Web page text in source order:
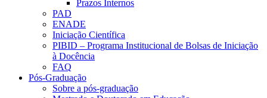
Prazos Internos
PAD
ENADE
Iniciação Científica
PIBID – Programa Institucional de Bolsas de Iniciação
à Docência
FAQ
Pós-Graduação
Sobre a pós-graduação